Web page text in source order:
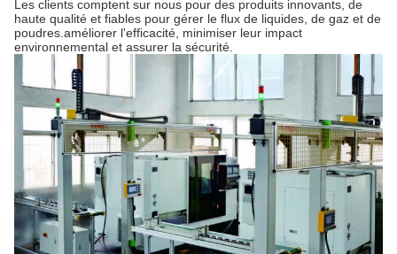
Les clients comptent sur nous pour des produits innovants, de
haute qualité et fiables pour gérer le flux de liquides, de gaz et de
poudres.améliorer l'efficacité, minimiser leur impact
environnemental et assurer la sécurité.